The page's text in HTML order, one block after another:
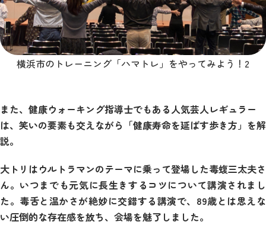
横浜市のトレーニング「ハマトレ」をやってみよう！2
また、健康ウォーキング指導士でもある人気芸人レギュラー
は、笑いの要素も交えながら「健康寿命を延ばす歩き方」を解
説。
大トリはウルトラマンのテーマに乗って登場した毒蝮三太夫さ
ん。いつまでも元気に長生きするコツについて講演されまし
た。毒舌と温かさが絶妙に交錯する講演で、89歳とは思えな
い圧倒的な存在感を放ち、会場を魅了しました。